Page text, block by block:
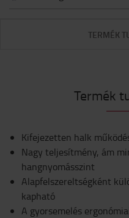
TERMÉK
Termék
Kifejezetten halk
Nagy teljesítmény, ám
hangnyomásszint
Alapfelszereltségként
kapható
A gyorsemelés